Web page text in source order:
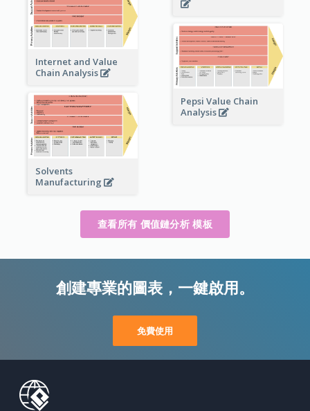
Internet and Value
Chain Analysis
Pepsi Value Chain
Analysis
Solvents
Manufacturing
查看所有 價值鏈分析 模板
創建專業的圖表，一鍵啟用。
免費使用